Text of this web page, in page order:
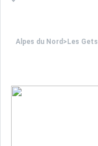
Alpes du Nord > Les Gets